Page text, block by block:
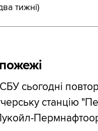
тижні)
сьогодні
станцію